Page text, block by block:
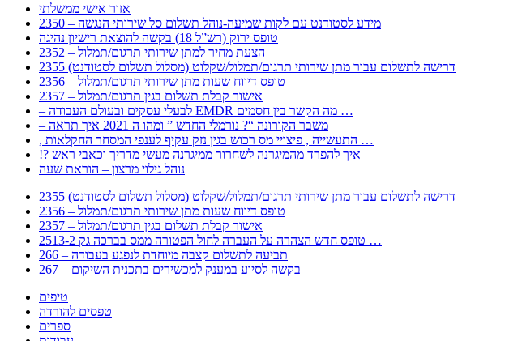
אזור אישי ממשלתי
2350 – מידע לסטודנט עם לקות שמיעה-נוהל תשלום סל שירותי הנגשה
טופס ירוק (רש”ל 18) בקשה להוצאת רישיון נהיגה
2352 – הצעת מחיר למתן שירותי תרגום/תמלול
2355 דרישה לתשלום עבור מתן שירותי תרגום/תמלול/שקלוט (מסלול תשלום לסטודנט)
2356 – טופס דיווח שעות מתן שירותי תרגום/תמלול
2357 – אישור קבלת תשלום בגין תרגום/תמלול
– לבעלי עסקים ובעולם העבודה EMDR מה הקשר בין חסמים …
– משבר הקורונה “? נורמלי החדש ” ומהו ה 2021 איך תראה
, התעשייה , פיצויי מס רכוש בגין נזק עקיף לענפי המסחר החקלאות …
!? איך להפרד מהמיגרנה לשחרור ממיגרנה מעשי מדריך וכאבי ראש
נוהל גילוי מרצון – הוראת שעה
2355 דרישה לתשלום עבור מתן שירותי תרגום/תמלול/שקלוט (מסלול תשלום לסטודנט)
2356 – טופס דיווח שעות מתן שירותי תרגום/תמלול
2357 – אישור קבלת תשלום בגין תרגום/תמלול
2513-2 טופס חדש הצהרה על העברה לחול הפטורה ממס בברכה גק …
266 – תביעה לתשלום קצבה מיוחדת לנפגע בעבודה
267 – בקשה לסיוע במענק למכשירים בתכנית השיקום
טיפים
טפסים להורדה
ספרים